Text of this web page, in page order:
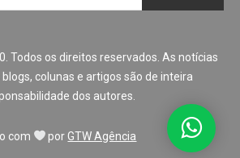
Todos os direitos reservados. As notícias
colunas e artigos são de inteira
dos autores.
com porGTW Agência